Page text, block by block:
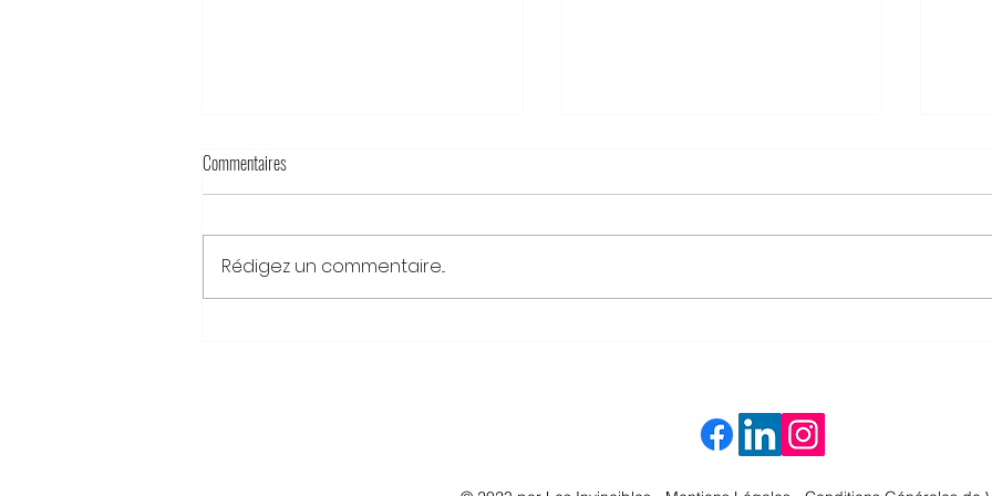
Commentaires
Rédigez un commentaire...